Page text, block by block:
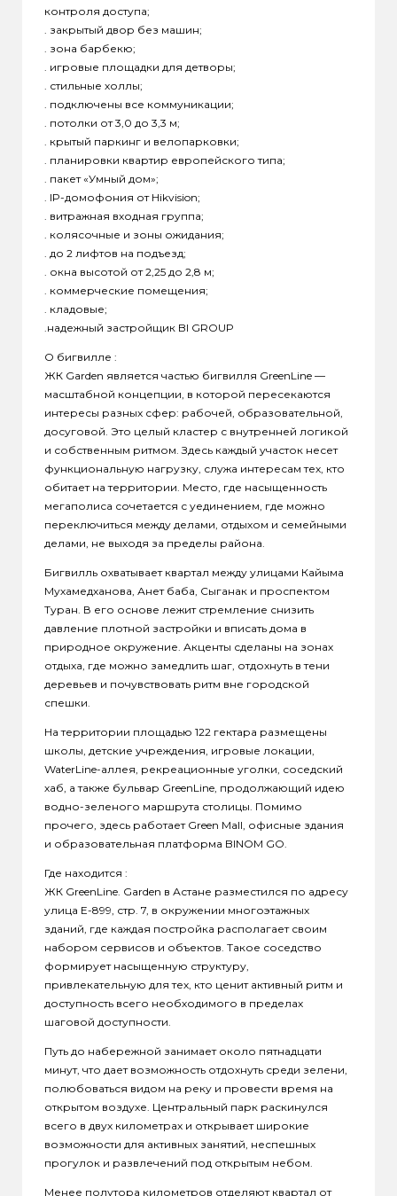
контроля доступа;
. закрытый двор без машин;
. зона барбекю;
. игровые площадки для детворы;
. стильные холлы;
. подключены все коммуникации;
. потолки от 3,0 до 3,3 м;
. крытый паркинг и велопарковки;
. планировки квартир европейского типа;
. пакет «Умный дом»;
. IP-домофония от Hikvision;
. витражная входная группа;
. колясочные и зоны ожидания;
. до 2 лифтов на подъезд;
. окна высотой от 2,25 до 2,8 м;
. коммерческие помещения;
. кладовые;
.надежный застройщик BI GROUP
О бигвилле :
ЖК Garden является частью бигвилля GreenLine —
масштабной концепции, в которой пересекаются
интересы разных сфер: рабочей, образовательной,
досуговой. Это целый кластер с внутренней логикой
и собственным ритмом. Здесь каждый участок несет
функциональную нагрузку, служа интересам тех, кто
обитает на территории. Место, где насыщенность
мегаполиса сочетается с уединением, где можно
переключиться между делами, отдыхом и семейными
делами, не выходя за пределы района.
Бигвилль охватывает квартал между улицами Кайыма
Мухамедханова, Анет баба, Сыганак и проспектом
Туран. В его основе лежит стремление снизить
давление плотной застройки и вписать дома в
природное окружение. Акценты сделаны на зонах
отдыха, где можно замедлить шаг, отдохнуть в тени
деревьев и почувствовать ритм вне городской
спешки.
На территории площадью 122 гектара размещены
школы, детские учреждения, игровые локации,
WaterLine-аллея, рекреационные уголки, соседский
хаб, а также бульвар GreenLine, продолжающий идею
водно-зеленого маршрута столицы. Помимо
прочего, здесь работает Green Mall, офисные здания
и образовательная платформа BINOM GO.
Где находится :
ЖК GreenLine. Garden в Астане разместился по адресу
улица Е-899, стр. 7, в окружении многоэтажных
зданий, где каждая постройка располагает своим
набором сервисов и объектов. Такое соседство
формирует насыщенную структуру,
привлекательную для тех, кто ценит активный ритм и
доступность всего необходимого в пределах
шаговой доступности.
Путь до набережной занимает около пятнадцати
минут, что дает возможность отдохнуть среди зелени,
полюбоваться видом на реку и провести время на
открытом воздухе. Центральный парк раскинулся
всего в двух километрах и открывает широкие
возможности для активных занятий, неспешных
прогулок и развлечений под открытым небом.
Менее полутора километров отделяют квартал от